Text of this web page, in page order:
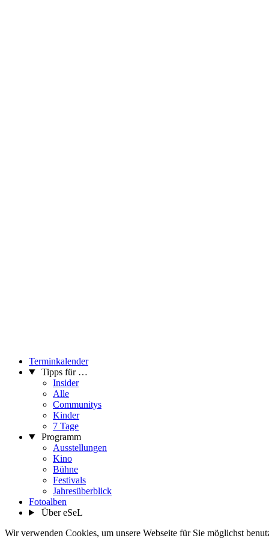
Terminkalender
Tipps für …
Insider
Alle
Communitys
Kinder
7 Tage
Programm
Ausstellungen
Kino
Bühne
Festivals
Jahresüberblick
Fotoalben
Über eSeL
Wir verwenden Cookies, um unsere Webseite für Sie möglichst